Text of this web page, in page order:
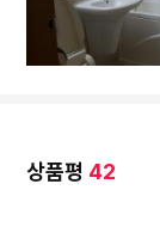
상품평 42